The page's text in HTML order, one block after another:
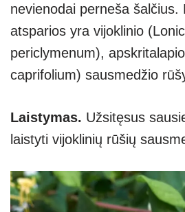
nevienodai perneša šalčius.
atsparios yra vijoklinio
periclymenum),
caprifolium) sausmedžio
Laistymas. Užsitęsus
laistyti vijoklinių rūšių